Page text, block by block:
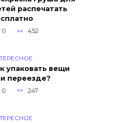
распечатать
0 452
упаковать вещи
переезде?
0 247